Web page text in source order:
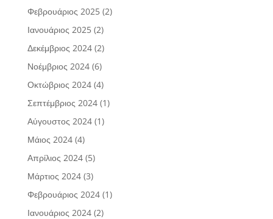
Φεβρουάριος 2025(2)
Ιανουάριος 2025(2)
Δεκέμβριος 2024(2)
Νοέμβριος 2024(6)
Οκτώβριος 2024(4)
Σεπτέμβριος 2024(1)
Αύγουστος 2024(1)
Μάιος 2024(4)
Απρίλιος 2024(5)
Μάρτιος 2024(3)
Φεβρουάριος 2024(1)
Ιανουάριος 2024(2)